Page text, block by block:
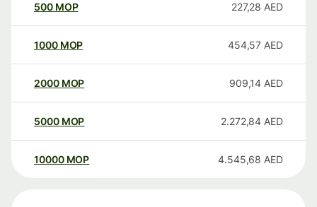
500 MOP 227,28 AED
1000 MOP 454,57 AED
2000 MOP 909,14 AED
5000 MOP 2.272,84 AED
10000 MOP 4.545,68 AED